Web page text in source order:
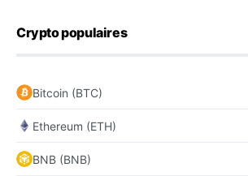
Crypto populaires
Bitcoin (BTC)
Ethereum (ETH)
BNB (BNB)